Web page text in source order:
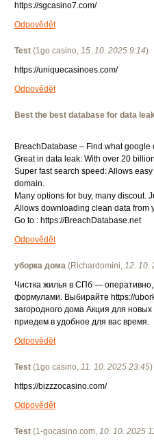
https://sgcasino7.com/
Odpovědět
Test (1go casino, 15. 10. 2025 9:14)
https://uniquecasinoes.com/
Odpovědět
Best the best database for data
BreachDatabase – Find what google
Great in data leak: With over 20
Super fast search speed: Allows
domain.
Many options for buy, many discout.
Allows downloading clean data from
Go to : https://BreachDatabase.net
Odpovědět
уборка дома (Richardomini, 12. 10.
Чистка жилья в СПб —
формулами. Выбирайте https://
загородного дома Акция для
приедем в удобное для вас время.
Odpovědět
Test (1go casino, 11. 10. 2025 23:45)
https://bizzzocasino.com/
Odpovědět
Test (1-gocasino.com, 10. 10. 2025